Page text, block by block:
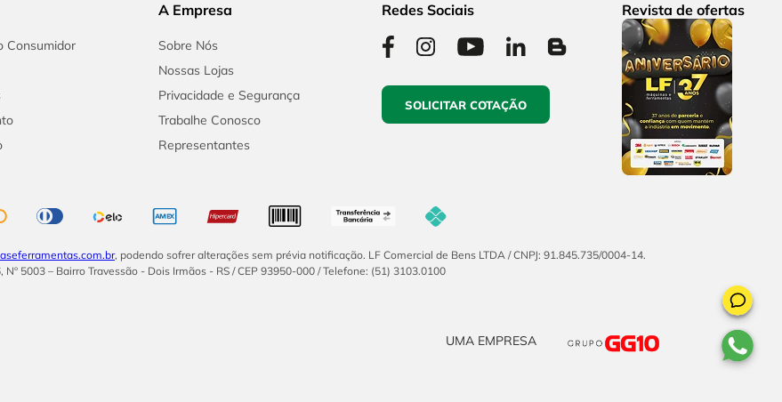
Consumidor
A Empresa
Sobre Nós
Nossas Lojas
Privacidade e Segurança
Trabalhe Conosco
Representantes
Redes Sociais
SOLICITAR COTAÇÃO
Revista de ofertas
, podendo sofrer alterações sem prévia notificação. LF Comercial de Bens LTDA / CNPJ: 91.845.735/0004-14.
Nº 5003 – Bairro Travessão - Dois Irmãos - RS / CEP 93950-000 / Telefone: (51) 3103.0100
UMA EMPRESA